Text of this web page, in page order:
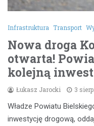
Infrastruktura Transport
Nowa droga
otwarta!
kolejną
Łukasz Jarocki 3
Władze Powiatu
inwestycję drogową,